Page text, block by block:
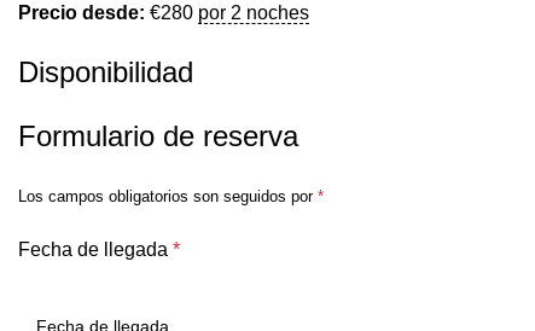
Precio desde: €280 por 2 noches
Disponibilidad
Formulario de reserva
Los campos obligatorios son seguidos por *
Fecha de llegada *